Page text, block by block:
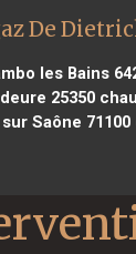
De
les Bains
25350
Saône 71100